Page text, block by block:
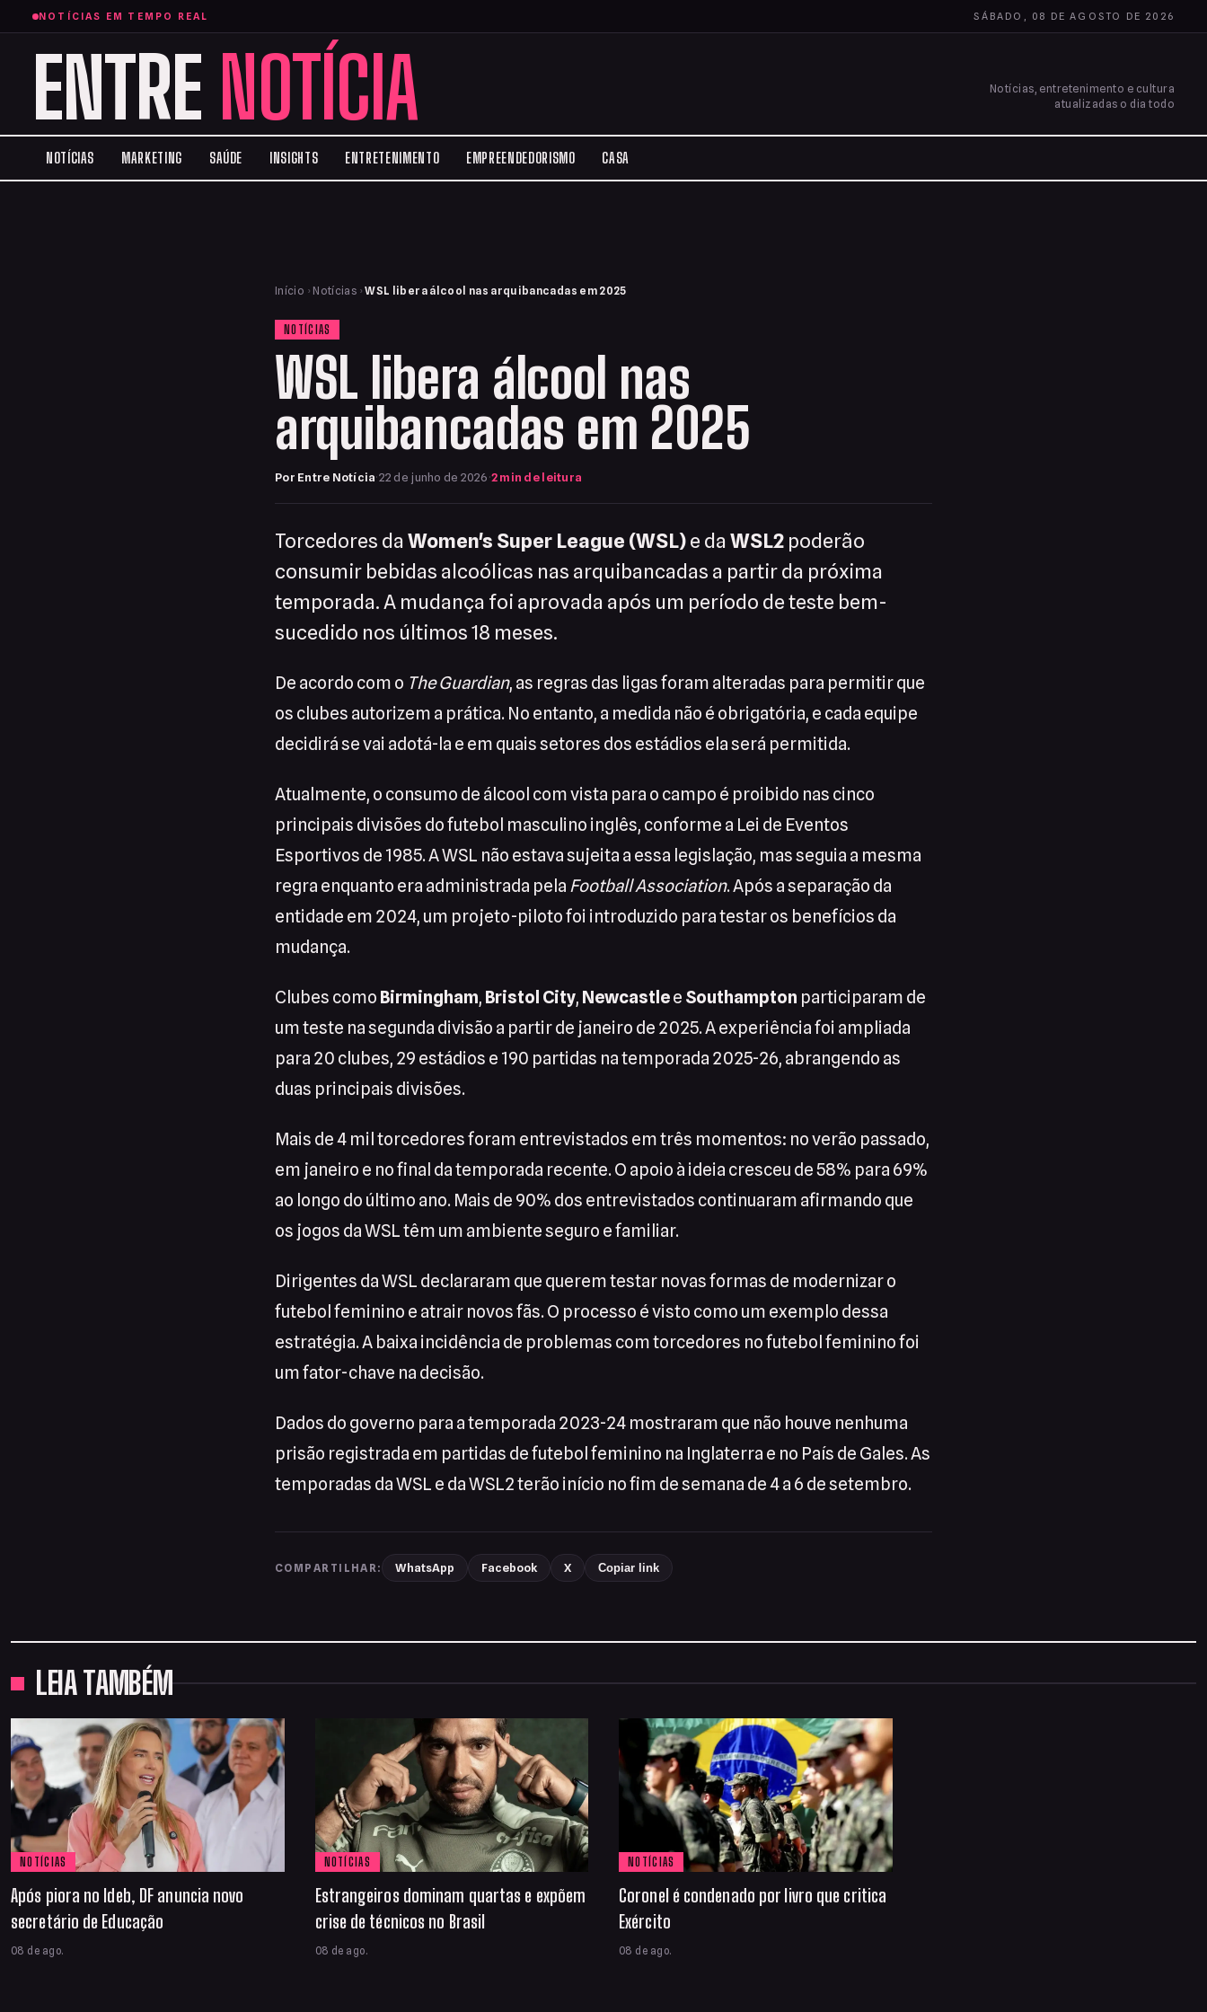
NOTÍCIAS EM TEMPO REAL SÁBADO, 08 DE AGOSTO DE 2026
ENTRE NOTÍCIA
Notícias, entretenimento e cultura
atualizadas o dia todo
NOTÍCIAS MARKETING SAÚDE INSIGHTS ENTRETENIMENTO EMPREENDEDORISMO CASA
Início › Notícias › WSL libera álcool nas arquibancadas em 2025
NOTÍCIAS
WSL libera álcool nas
arquibancadas em 2025
Por Entre Notícia·22 de junho de 2026·2 min de leitura
Torcedores da Women's Super League (WSL)e da WSL2 poderão
consumir bebidas alcoólicas nas arquibancadas a partir da próxima
temporada. A mudança foi aprovada após um período de teste bem-
sucedido nos últimos 18 meses.
De acordo com o The Guardian, as regras das ligas foram alteradas para permitir que
os clubes autorizem a prática. No entanto, a medida não é obrigatória, e cada equipe
decidirá se vai adotá-la e em quais setores dos estádios ela será permitida.
Atualmente, o consumo de álcool com vista para o campo é proibido nas cinco
principais divisões do futebol masculino inglês, conforme a Lei de Eventos
Esportivos de 1985. A WSL não estava sujeita a essa legislação, mas seguia a mesma
regra enquanto era administrada pela Football Association. Após a separação da
entidade em 2024, um projeto-piloto foi introduzido para testar os benefícios da
mudança.
Clubes como Birmingham, Bristol City, Newcastlee Southampton participaram de
um teste na segunda divisão a partir de janeiro de 2025. A experiência foi ampliada
para 20 clubes, 29 estádios e 190 partidas na temporada 2025-26, abrangendo as
duas principais divisões.
Mais de 4 mil torcedores foram entrevistados em três momentos: no verão passado,
em janeiro e no final da temporada recente. O apoio à ideia cresceu de 58% para 69%
ao longo do último ano. Mais de 90% dos entrevistados continuaram afirmando que
os jogos da WSL têm um ambiente seguro e familiar.
Dirigentes da WSL declararam que querem testar novas formas de modernizar o
futebol feminino e atrair novos fãs. O processo é visto como um exemplo dessa
estratégia. A baixa incidência de problemas com torcedores no futebol feminino foi
um fator-chave na decisão.
Dados do governo para a temporada 2023-24 mostraram que não houve nenhuma
prisão registrada em partidas de futebol feminino na Inglaterra e no País de Gales. As
temporadas da WSL e da WSL2 terão início no fim de semana de 4 a 6 de setembro.
COMPARTILHAR: WhatsApp Facebook X Copiar link
LEIA TAMBÉM
NOTÍCIAS
Após piora no Ideb, DF anuncia novo
secretário de Educação
08 de ago.
NOTÍCIAS
Estrangeiros dominam quartas e expõem
crise de técnicos no Brasil
08 de ago.
NOTÍCIAS
Coronel é condenado por livro que critica
Exército
08 de ago.